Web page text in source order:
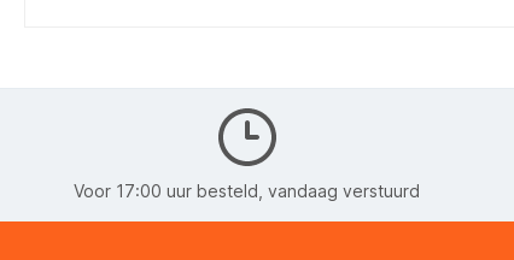
Voor 17:00 uur besteld, vandaag verstuurd